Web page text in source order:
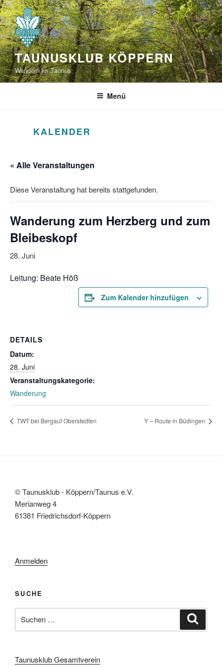
Zum
Inhalt
springen
TAUNUSKLUB KÖPPERN
Wandern im Taunus
Menü
KALENDER
« Alle Veranstaltungen
Diese Veranstaltung hat bereits stattgefunden.
Wanderung zum Herzberg und zum
Bleibeskopf
28. Juni
Leitung: Beate Höß
Zum Kalender hinzufügen
DETAILS
Datum:
28. Juni
Veranstaltungskategorie:
Wanderung
TWT bei Bergauf Oberstedten Y – Route in Büdingen
© Taunusklub - Köppern/Taunus e.V.
Merianweg 4
61381 Friedrichsdorf-Köppern
Anmelden
SUCHE
nach:
Taunusklub Gesamtverein